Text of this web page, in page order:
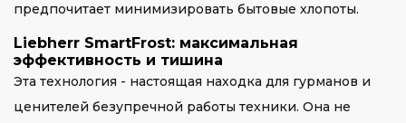
предпочитает минимизировать бытовые хлопоты.
Liebherr SmartFrost: максимальная
эффективность и тишина
Эта технология - настоящая находка для гурманов и
ценителей безупречной работы техники. Она не